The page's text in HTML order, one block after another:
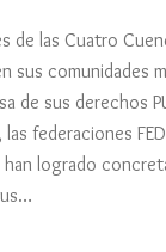
de las Cuatro
comunidades
de sus derechos
federaciones
han logrado